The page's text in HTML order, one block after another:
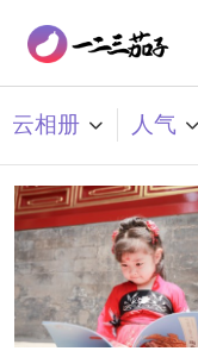
云相册 人气